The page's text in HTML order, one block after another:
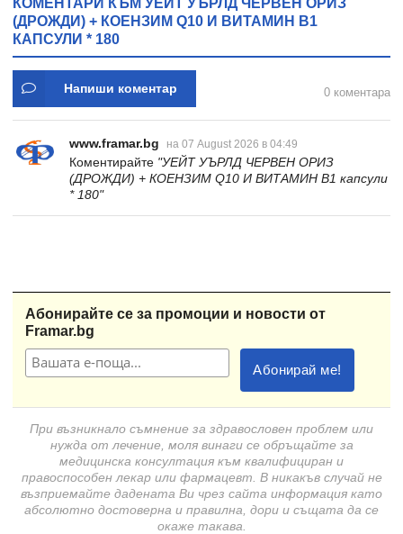
(ДРОЖДИ) + КОЕНЗИМ Q10 И ВИТАМИН B1
КАПСУЛИ * 180
Напиши коментар 0 коментара
www.framar.bg на 07 August 2026 в 04:49
Коментирайте "УЕЙТ УЪРЛД ЧЕРВЕН ОРИЗ
(ДРОЖДИ) + КОЕНЗИМ Q10 И ВИТАМИН B1 капсули
* 180"
Абонирайте се за промоции и новости от
Framar.bg
При възникнало съмнение за здравословен проблем или
нужда от лечение, моля винаги се обръщайте за
медицинска консултация към квалифициран и
правоспособен лекар или фармацевт. В никакъв случай не
възприемайте дадената Ви чрез сайта информация като
абсолютно достоверна и правилна, дори и същата да се
окаже такава.